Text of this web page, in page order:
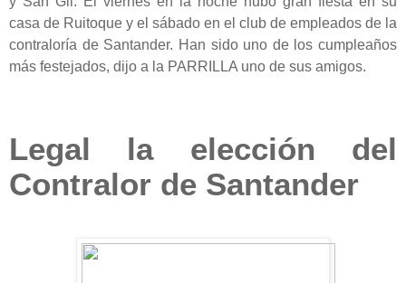
casa de Ruitoque y el sábado en el club de empleados de la
contraloría de Santander. Han sido uno de los cumpleaños
más festejados, dijo a la PARRILLA uno de sus amigos.
Legal la elección del
Contralor de Santander